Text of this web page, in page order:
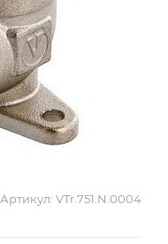
Артикул: VTr.751.N.0004